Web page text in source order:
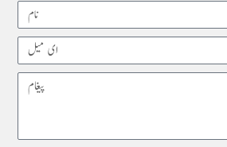
Name
Email
Message